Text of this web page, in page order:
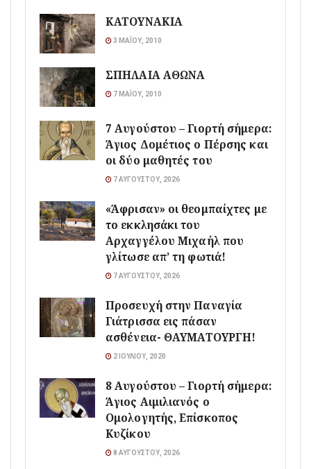
ΚΑΤΟΥΝΑΚΙΑ
3 ΜΑΪ́ΟΥ, 2010
ΣΠΗΛΑΙΑ ΑΘΩΝΑ
7 ΜΑΪ́ΟΥ, 2010
7 Αυγούστου – Γιορτή σήμερα:
Άγιος Δομέτιος ο Πέρσης και
οι δύο μαθητές του
7 ΑΥΓΟΎΣΤΟΥ, 2026
«Άφρισαν» οι θεομπαίχτες με
το εκκλησάκι του
Αρχαγγέλου Μιχαήλ που
γλίτωσε απ’ τη φωτιά!
7 ΑΥΓΟΎΣΤΟΥ, 2026
Προσευχή στην Παναγία
Γιάτρισσα εις πάσαν
ασθένεια- ΘΑΥΜΑΤΟΥΡΓΗ!
2 ΙΟΥΛΊΟΥ, 2020
8 Αυγούστου – Γιορτή σήμερα:
Άγιος Αιμιλιανός ο
Ομολογητής, Επίσκοπος
Κυζίκου
8 ΑΥΓΟΎΣΤΟΥ, 2026